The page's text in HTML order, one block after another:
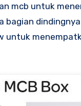
mcb untuk
bagian
untuk